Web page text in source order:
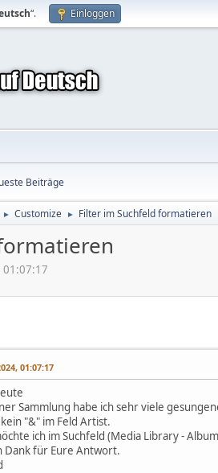
“. Einloggen
Beiträge
► Customize ► Filter im Suchfeld formatieren
01:07:17
01:07:17
Sammlung habe ich sehr viele
"&" im Feld Artist.
ich im Suchfeld (Media Library -
Dank für Eure Antwort.